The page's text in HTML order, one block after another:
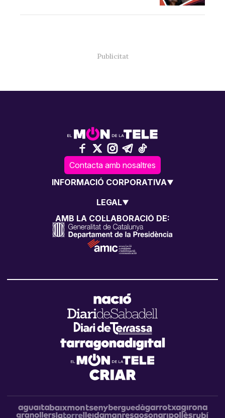
Contacta amb nosaltres
INFORMACIÓ CORPORATIVA
LEGAL
AMB LA COL·LABORACIÓ DE: